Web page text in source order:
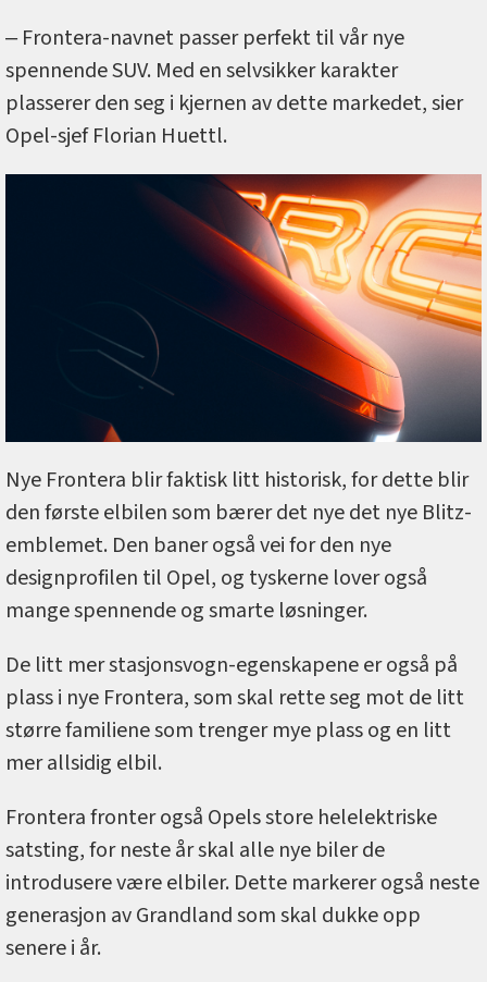
‒ Frontera-navnet passer perfekt til vår nye
spennende SUV. Med en selvsikker karakter
plasserer den seg i kjernen av dette markedet, sier
Opel-sjef Florian Huettl.
Nye Frontera blir faktisk litt historisk, for dette blir
den første elbilen som bærer det nye det nye Blitz-
emblemet. Den baner også vei for den nye
designprofilen til Opel, og tyskerne lover også
mange spennende og smarte løsninger.
De litt mer stasjonsvogn-egenskapene er også på
plass i nye Frontera, som skal rette seg mot de litt
større familiene som trenger mye plass og en litt
mer allsidig elbil.
Frontera fronter også Opels store helelektriske
satsting, for neste år skal alle nye biler de
introdusere være elbiler. Dette markerer også neste
generasjon av Grandland som skal dukke opp
senere i år.